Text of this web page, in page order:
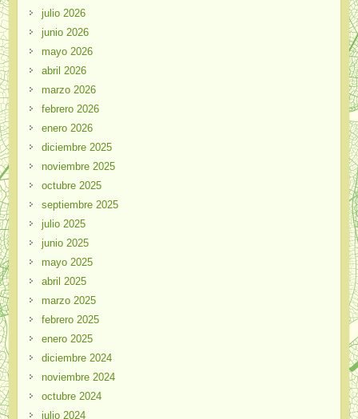
julio 2026
junio 2026
mayo 2026
abril 2026
marzo 2026
febrero 2026
enero 2026
diciembre 2025
noviembre 2025
octubre 2025
septiembre 2025
julio 2025
junio 2025
mayo 2025
abril 2025
marzo 2025
febrero 2025
enero 2025
diciembre 2024
noviembre 2024
octubre 2024
julio 2024